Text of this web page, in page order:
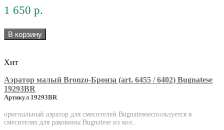
1 650 р.
В корзину
Хит
Аэратор малый Bronzo-Бронза (art. 6455 / 6402) Bugnatese
19293BR
Артикул 19293BR
оригнальный аэратор для смесителей Bugnateseиспользуется в
смесителях для раковины Bugnatese из кол..